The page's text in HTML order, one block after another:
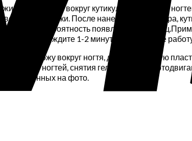
за кожей вокруг кутикулы и областью
частички. После нанесения ремувера,
вероятность появления
подождите 1-2 минуты и начинайте
кожу вокруг ногтя, делает ногтевую
ногтей, снятия гель-лаков, для
на фото.